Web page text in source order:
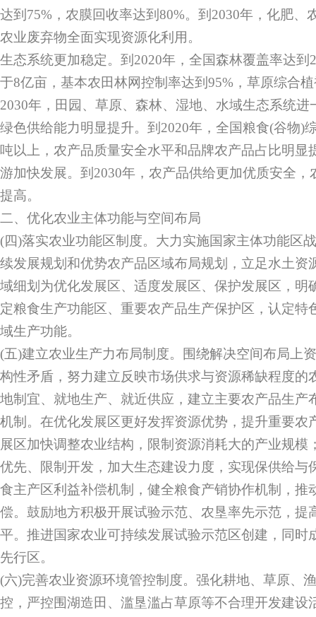
达到75%，农膜回收率达到80%。到2030年，化肥、
农业废弃物全面实现资源化利用。
生态系统更加稳定。到2020年，全国森林覆盖率达到
于8亿亩，基本农田林网控制率达到95%，草原综合
2030年，田园、草原、森林、湿地、水域生态系统进
绿色供给能力明显提升。到2020年，全国粮食(谷物)
吨以上，农产品质量安全水平和品牌农产品占比明显
游加快发展。到2030年，农产品供给更加优质安全
提高。
二、优化农业主体功能与空间布局
(四)落实农业功能区制度。大力实施国家主体功能区
续发展规划和优势农产品区域布局规划，立足水土资
域细划为优化发展区、适度发展区、保护发展区，明
定粮食生产功能区、重要农产品生产保护区，认定特
域生产功能。
(五)建立农业生产力布局制度。围绕解决空间布局上
构性矛盾，努力建立反映市场供求与资源稀缺程度的
地制宜、就地生产、就近供应，建立主要农产品生产
机制。在优化发展区更好发挥资源优势，提升重要农
展区加快调整农业结构，限制资源消耗大的产业规模
优先、限制开发，加大生态建设力度，实现保供给与
食主产区利益补偿机制，健全粮食产销协作机制，推
偿。鼓励地方积极开展试验示范、农垦率先示范，提
平。推进国家农业可持续发展试验示范区创建，同时
先行区。
(六)完善农业资源环境管控制度。强化耕地、草原、
控，严控围湖造田、滥垦滥占草原等不合理开发建设